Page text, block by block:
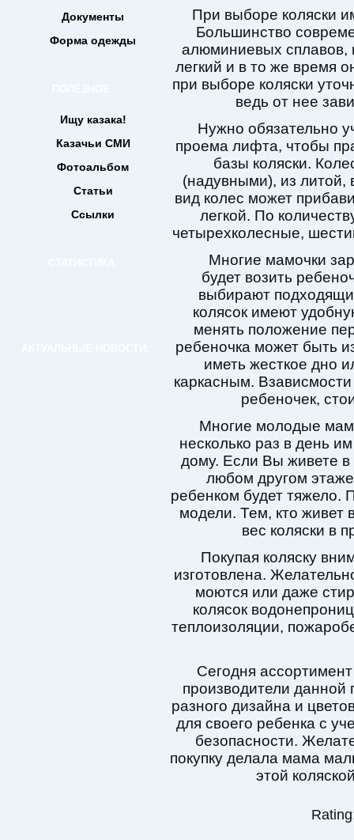
Документы
Форма одежды
Ищу казака!
Казачьи СМИ
Фотоальбом
Статьи
Ссылки
При выборе коляски
Большинство
алюминиевых сплавов,
легкий и в то же время
при выборе коляски
ведь от нее
Нужно обязательно
проема лифта, чтобы
базы коляски.
(надувными), из
вид колес может
легкой. По
четырехколесные,
Многие мамочки
будет возить
выбирают
колясок имеют
менять положение
ребеночка может быть
иметь жесткое дно
каркасным. Взависмости
ребеночек,
Многие молодые
несколько раз в день
дому. Если Вы живете
любом другом
ребенком будет тяжело.
модели. Тем, кто живет
вес коляски в
Покупая коляску
изготовлена.
моются или даже
колясок
теплоизоляции,
Сегодня
производители
разного дизайна и
для своего ребенка с
безопасности.
покупку делала мама
этой